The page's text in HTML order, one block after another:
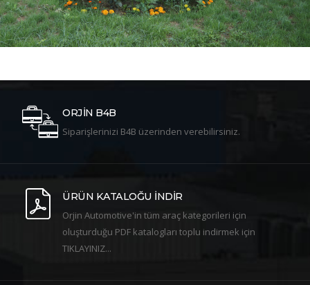
ORJİN B4B
Siparişlerinizi B4B üzerinden verebilirsiniz.
ÜRÜN KATALOĞU İNDİR
Orjin Automotive'in tüm araç kategorileri için
oluşturduğu PDF katalogları toplu indirmek için
TIKLAYINIZ...